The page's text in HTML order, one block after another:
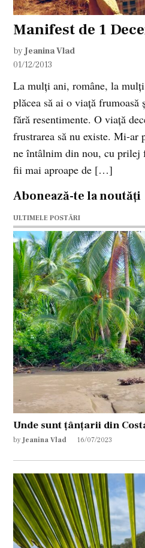
Manifest de 1
by Jeanina Vlad
01/12/2013
La mulţi ani, române, la
plăcea să ai o viaţă
fără resentimente. O viaţă
frustrarea să nu existe. Mi-ar
ne întâlnim din nou, cu prilej
fii mai aproape de […]
Abonează-te la noutăți
ULTIMELE POSTĂRI
Unde sunt țânțarii din
by Jeanina Vlad 16/07/2023